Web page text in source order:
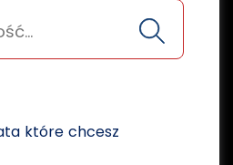
które chcesz